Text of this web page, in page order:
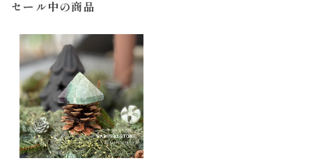
セール中の商品